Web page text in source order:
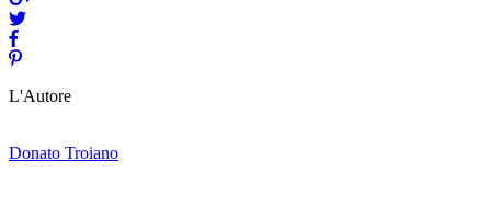
L'Autore
Donato Troiano